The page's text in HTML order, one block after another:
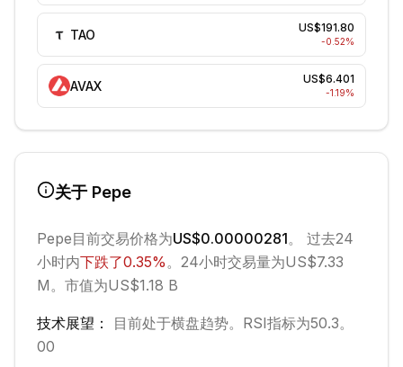
TAO US$191.80
-0.52%
AVAX US$6.401
-1.19%
关于 Pepe
Pepe目前交易价格为US$0.00000281。 过去24
小时内下跌了0.35%。 24小时交易量为US$7.33
M。 市值为US$1.18 B
技术展望： 目前处于横盘趋势。 RSI指标为50.3。
00